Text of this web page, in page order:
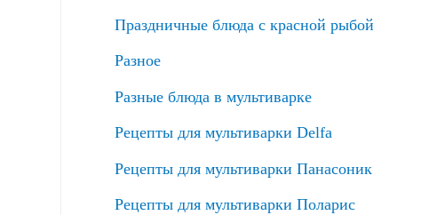
Праздничные блюда с красной рыбой
Разное
Разные блюда в мультиварке
Рецепты для мультиварки Delfa
Рецепты для мультиварки Панасоник
Рецепты для мультиварки Поларис